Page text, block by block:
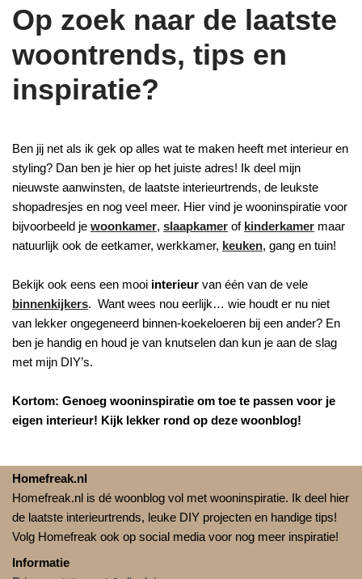
Op zoek naar de laatste
woontrends, tips en
inspiratie?
Ben jij net als ik gek op alles wat te maken heeft met interieur en
styling? Dan ben je hier op het juiste adres! Ik deel mijn
nieuwste aanwinsten, de laatste interieurtrends, de leukste
shopadresjes en nog veel meer. Hier vind je wooninspiratie voor
bijvoorbeeld je woonkamer, slaapkamer of kinderkamer maar
natuurlijk ook de eetkamer, werkkamer, keuken, gang en tuin!
Bekijk ook eens een mooi interieur van één van de vele
binnenkijkers. Want wees nou eerlijk… wie houdt er nu niet
van lekker ongegeneerd binnen-koekeloeren bij een ander? En
ben je handig en houd je van knutselen dan kun je aan de slag
met mijn DIY’s.
Kortom: Genoeg wooninspiratie om toe te passen voor je
eigen interieur! Kijk lekker rond op deze woonblog!
Homefreak.nl
Homefreak.nl is dé woonblog vol met wooninspiratie. Ik deel hier
de laatste interieurtrends, leuke DIY projecten en handige tips!
Volg Homefreak ook op social media voor nog meer inspiratie!
Informatie